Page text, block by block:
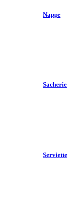
Nappe
Sacherie
Serviette